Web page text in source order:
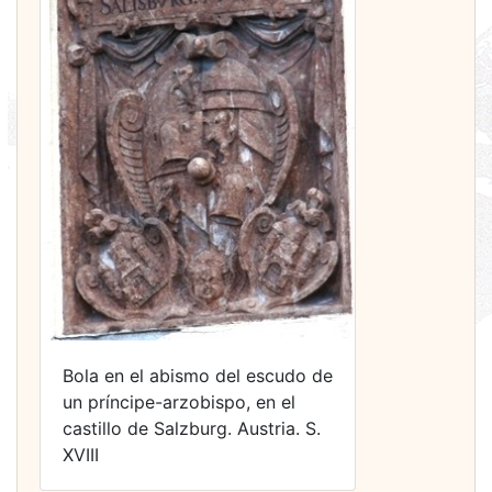
Bola en el abismo del escudo de
un príncipe-arzobispo, en el
castillo de Salzburg. Austria. S.
XVIII